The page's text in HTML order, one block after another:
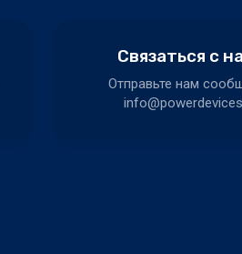
Связаться с
Отправьте нам